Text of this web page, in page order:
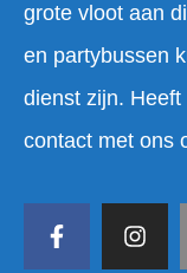
grote vloot aan
en partybussen
dienst zijn.
contact met ons